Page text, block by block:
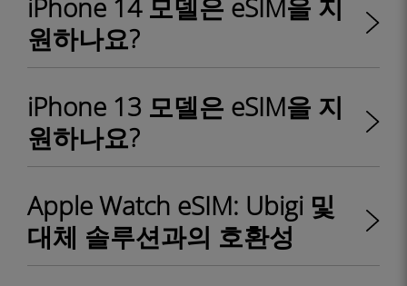
iPhone 14 모델은 eSIM을 지
원하나요?
iPhone 13 모델은 eSIM을 지
원하나요?
Apple Watch eSIM: Ubigi 및
대체 솔루션과의 호환성